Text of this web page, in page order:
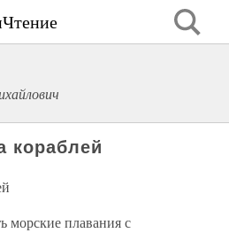
кораблей
морские плавания с